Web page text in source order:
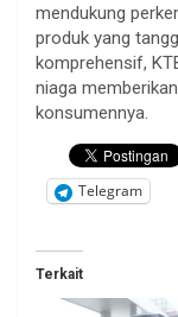
mendukung
produk yang
komprehensif,
niaga
konsumennya.
Telegram
Terkait